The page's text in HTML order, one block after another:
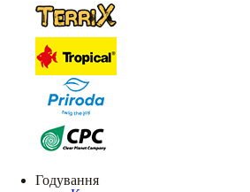
Годування